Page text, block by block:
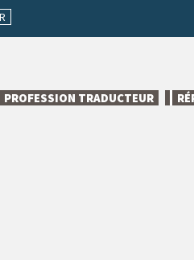
PROFESSION TRADUCTEUR